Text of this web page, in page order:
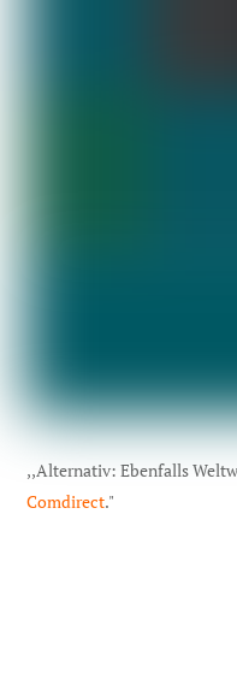
,,Alternativ: Ebenfalls
Comdirect."